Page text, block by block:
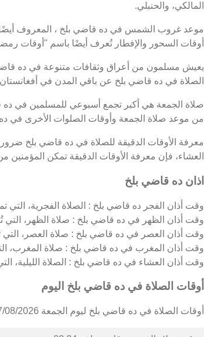
المالكي، والحنبلي.
أوقات السحور والإفطار تُعرف أيضًا باسم "أوقات
يعيش مسلمون من أعراق وثقافات متنوعة في ده
الصلاة في ده قاضي بلخ عن باقي المدن في
صلاة الجمعة هي أكبر تجمع أسبوعي للمسلمين في ده
من موعد صلاة الجمعة وأوقات الصلوات الأخرى في
معرفة الأوقات الدقيقة للصلاة في ده قاضي بلخ
العشاء، فإن معرفة الأوقات الدقيقة تمكن المؤمنين من
اذان ده قاضي بلخ
وقت أذان الفجر ده قاضي بلخ : الصلاة الفجرية، التي
وقت أذان الظهر في ده قاضي بلخ : صلاة الظهر، التي
وقت أذان العصر في ده قاضي بلخ : صلاة العصر، التي
وقت أذان المغرب في ده قاضي بلخ : صلاة المغرب،
وقت أذان العشاء في ده قاضي بلخ : الصلاة الليلية،
أوقات الصلاة في ده قاضي بلخ اليوم
أوقات الصلاة في ده قاضي بلخ ليوم الجمعة 07/08/2026 كالتالي :